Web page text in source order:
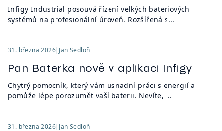
Infigy Industrial posouvá řízení velkých bateriových
systémů na profesionální úroveň. Rozšířená s...
31. března 2026| Jan Sedloň
Pan Baterka nově v aplikaci Infigy
Chytrý pomocník, který vám usnadní práci s energií a
pomůže lépe porozumět vaší baterii. Nevíte, ...
31. března 2026| Jan Sedloň